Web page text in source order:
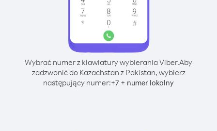
Wybrać numer z klawiatury wybierania Viber.Aby
zadzwonić do Kazachstan z Pakistan, wybierz
następujący numer:+7 + numer lokalny